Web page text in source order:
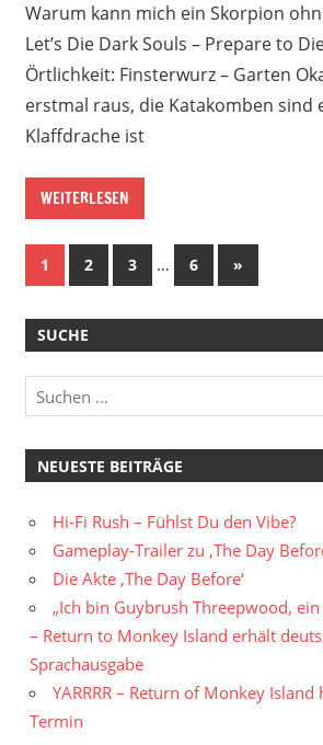
Warum kann mich ein Skorpion
Let’s Die Dark Souls – Prepare to
Örtlichkeit: Finsterwurz – Garten
erstmal raus, die Katakomben sind
Klaffdrache ist
WEITERLESEN
Beitragsnavigation
1 2 3 … 6
Nächste
Beiträge
»
SUCHE
NEUESTE BEITRÄGE
Hi-Fi Rush – Fühlst Du den Vibe?
Gameplay-Trailer zu ‚The Day
Die Akte ‚The Day Before‘
„Ich bin Guybrush Threepwood,
– Return to Monkey Island erhält
Sprachausgabe
YARRRR – Return of Monkey Island
Termin